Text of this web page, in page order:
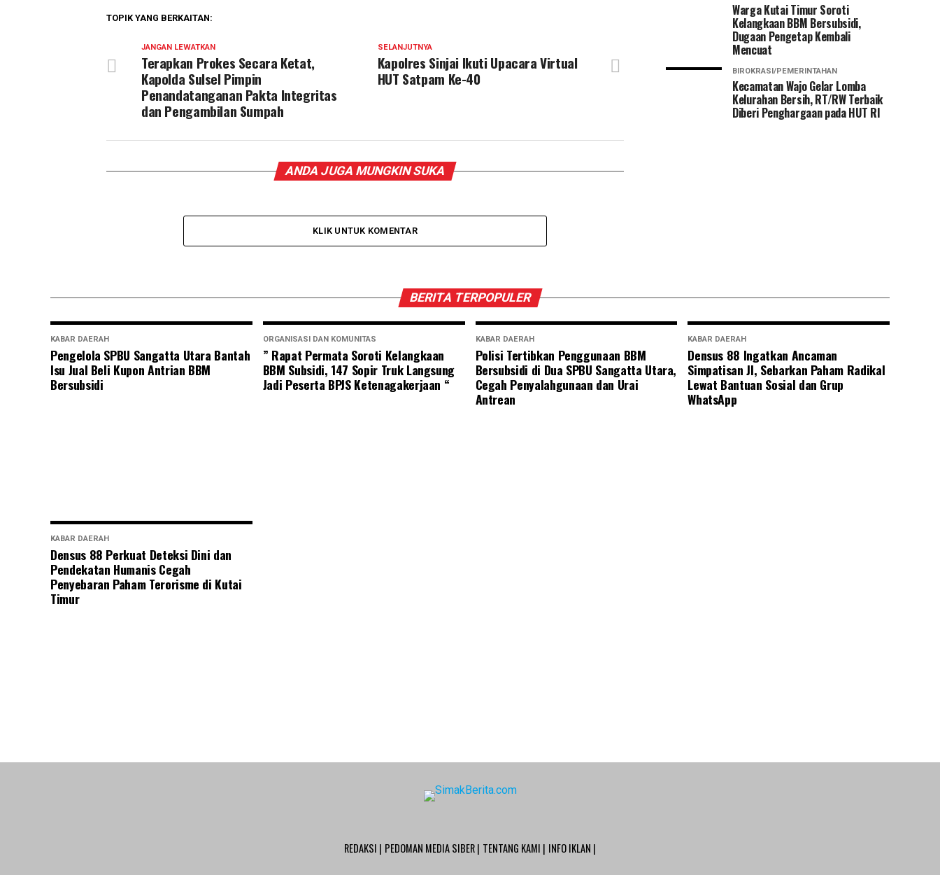
TOPIK YANG BERKAITAN:
SELANJUTNYA
Kapolres Sinjai Ikuti Upacara Virtual
HUT Satpam Ke-40
JANGAN LEWATKAN
Terapkan Prokes Secara Ketat,
Kapolda Sulsel Pimpin
Penandatanganan Pakta Integritas
dan Pengambilan Sumpah
ANDA JUGA MUNGKIN SUKA
KLIK UNTUK KOMENTAR
Warga Kutai Timur Soroti
Kelangkaan BBM Bersubsidi,
Dugaan Pengetap Kembali
Mencuat
BIROKRASI/PEMERINTAHAN
Kecamatan Wajo Gelar Lomba
Kelurahan Bersih, RT/RW Terbaik
Diberi Penghargaan pada HUT RI
BERITA TERPOPULER
KABAR DAERAH
Pengelola SPBU Sangatta Utara Bantah
Isu Jual Beli Kupon Antrian BBM
Bersubsidi
ORGANISASI DAN KOMUNITAS
” Rapat Permata Soroti Kelangkaan
BBM Subsidi, 147 Sopir Truk Langsung
Jadi Peserta BPJS Ketenagakerjaan “
KABAR DAERAH
Polisi Tertibkan Penggunaan BBM
Bersubsidi di Dua SPBU Sangatta Utara,
Cegah Penyalahgunaan dan Urai
Antrean
KABAR DAERAH
Densus 88 Ingatkan Ancaman
Simpatisan JI, Sebarkan Paham Radikal
Lewat Bantuan Sosial dan Grup
WhatsApp
KABAR DAERAH
Densus 88 Perkuat Deteksi Dini dan
Pendekatan Humanis Cegah
Penyebaran Paham Terorisme di Kutai
Timur
REDAKSI | PEDOMAN MEDIA SIBER | TENTANG KAMI | INFO IKLAN |